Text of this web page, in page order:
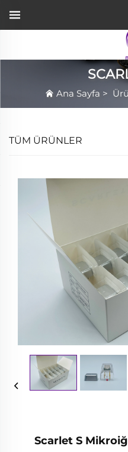
Ana Sayfa >
TÜM ÜRÜNLER
Scarlet S